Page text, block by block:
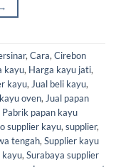
→
,Cara,Cirebon
kayu, Harga kayu jati,
kayu,Jual beli kayu,
oven,Jual papan
Pabrik papan kayu
supplier kayu,supplier,
tengah,Supplier kayu
kayu,Surabaya supplier